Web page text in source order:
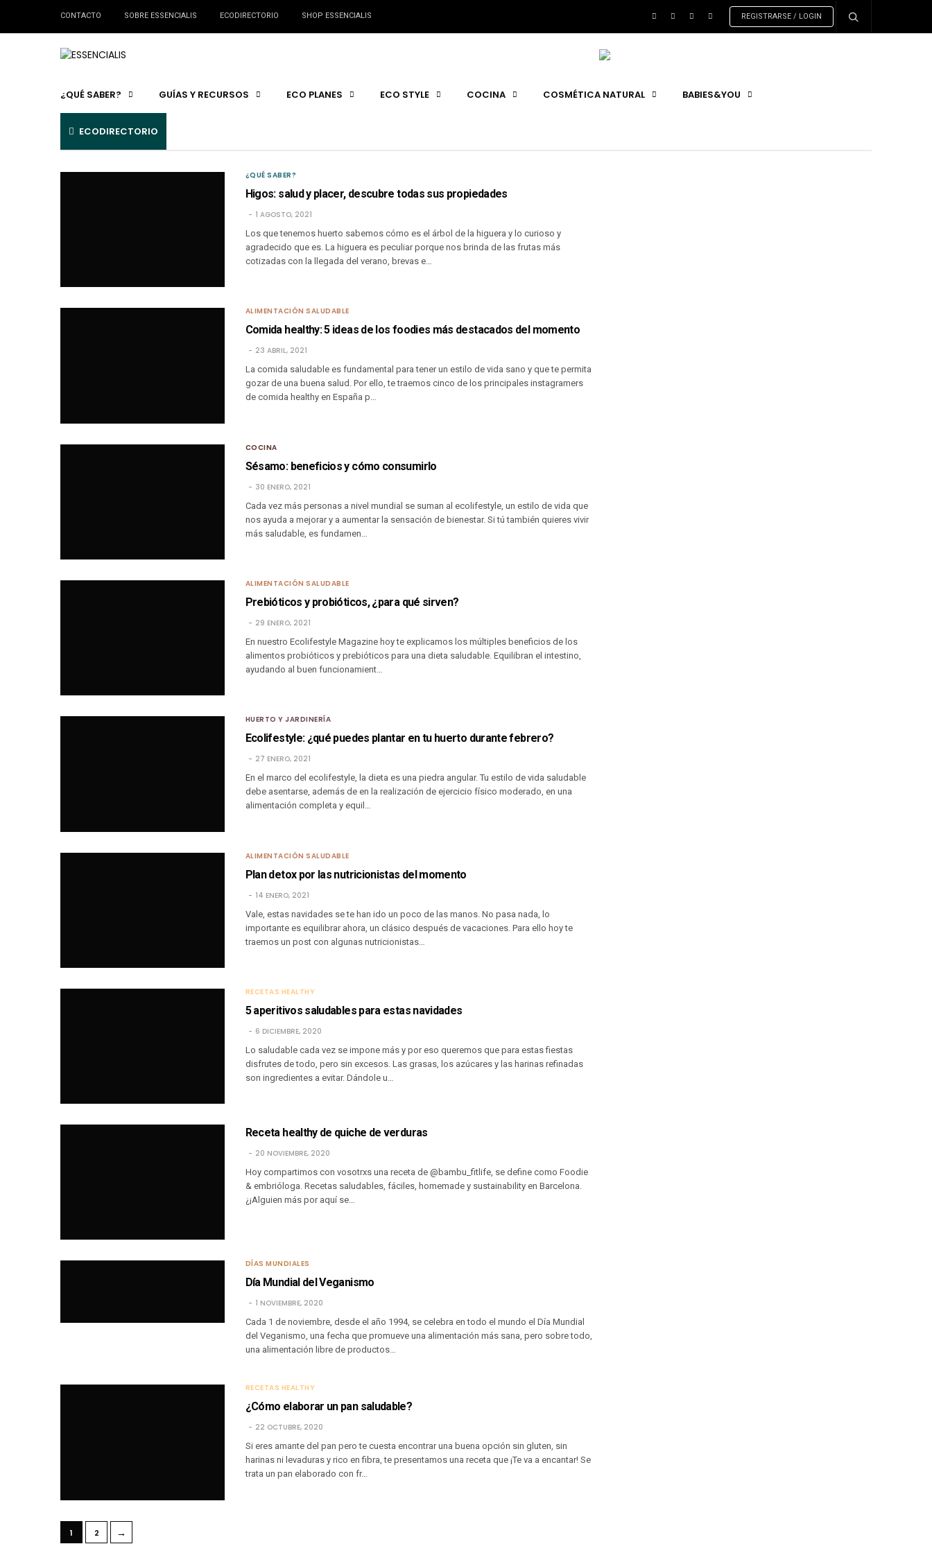
CONTACTO SOBRE ESSENCIALIS ECODIRECTORIO SHOP ESSENCIALIS REGISTRARSE / LOGIN
¿QUÉ SABER? GUÍAS Y RECURSOS ECO PLANES ECO STYLE COCINA COSMÉTICA NATURAL BABIES&YOU
ECODIRECTORIO
¿QUÉ SABER?
Higos: salud y placer, descubre todas sus propiedades
1 AGOSTO, 2021
Los que tenemos huerto sabemos cómo es el árbol de la higuera y lo curioso y
agradecido que es. La higuera es peculiar porque nos brinda de las frutas más
cotizadas con la llegada del verano, brevas e…
ALIMENTACIÓN SALUDABLE
Comida healthy: 5 ideas de los foodies más destacados del momento
23 ABRIL, 2021
La comida saludable es fundamental para tener un estilo de vida sano y que te permita
gozar de una buena salud. Por ello, te traemos cinco de los principales instagramers
de comida healthy en España p…
COCINA
Sésamo: beneficios y cómo consumirlo
30 ENERO, 2021
Cada vez más personas a nivel mundial se suman al ecolifestyle, un estilo de vida que
nos ayuda a mejorar y a aumentar la sensación de bienestar. Si tú también quieres vivir
más saludable, es fundamen…
ALIMENTACIÓN SALUDABLE
Prebióticos y probióticos, ¿para qué sirven?
29 ENERO, 2021
En nuestro Ecolifestyle Magazine hoy te explicamos los múltiples beneficios de los
alimentos probióticos y prebióticos para una dieta saludable. Equilibran el intestino,
ayudando al buen funcionamient…
HUERTO Y JARDINERÍA
Ecolifestyle: ¿qué puedes plantar en tu huerto durante febrero?
27 ENERO, 2021
En el marco del ecolifestyle, la dieta es una piedra angular. Tu estilo de vida saludable
debe asentarse, además de en la realización de ejercicio físico moderado, en una
alimentación completa y equil…
ALIMENTACIÓN SALUDABLE
Plan detox por las nutricionistas del momento
14 ENERO, 2021
Vale, estas navidades se te han ido un poco de las manos. No pasa nada, lo
importante es equilibrar ahora, un clásico después de vacaciones. Para ello hoy te
traemos un post con algunas nutricionistas…
RECETAS HEALTHY
5 aperitivos saludables para estas navidades
6 DICIEMBRE, 2020
Lo saludable cada vez se impone más y por eso queremos que para estas fiestas
disfrutes de todo, pero sin excesos. Las grasas, los azúcares y las harinas refinadas
son ingredientes a evitar. Dándole u…
Receta healthy de quiche de verduras
20 NOVIEMBRE, 2020
Hoy compartimos con vosotrxs una receta de @bambu_fitlife, se define como Foodie
& embrióloga. Recetas saludables, fáciles, homemade y sustainability en Barcelona.
¿¡Alguien más por aquí se…
DÍAS MUNDIALES
Día Mundial del Veganismo
1 NOVIEMBRE, 2020
Cada 1 de noviembre, desde el año 1994, se celebra en todo el mundo el Día Mundial
del Veganismo, una fecha que promueve una alimentación más sana, pero sobre todo,
una alimentación libre de productos…
RECETAS HEALTHY
¿Cómo elaborar un pan saludable?
22 OCTUBRE, 2020
Si eres amante del pan pero te cuesta encontrar una buena opción sin gluten, sin
harinas ni levaduras y rico en fibra, te presentamos una receta que ¡Te va a encantar! Se
trata un pan elaborado con fr…
1 2 →